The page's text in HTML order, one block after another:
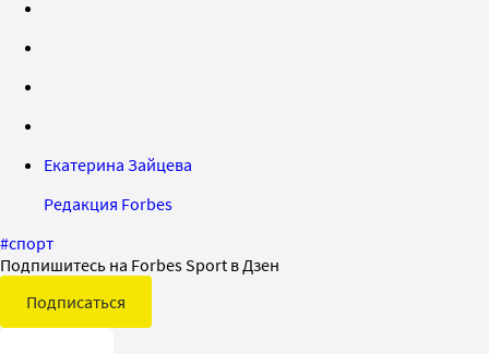
Екатерина Зайцева
Редакция Forbes
#спорт
Подпишитесь на Forbes Sport в Дзен
Подписаться